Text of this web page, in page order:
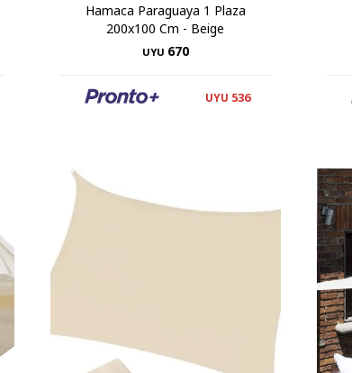
Hamaca Paraguaya 1 Plaza
200x100 Cm - Beige
UYU 670
UYU 536